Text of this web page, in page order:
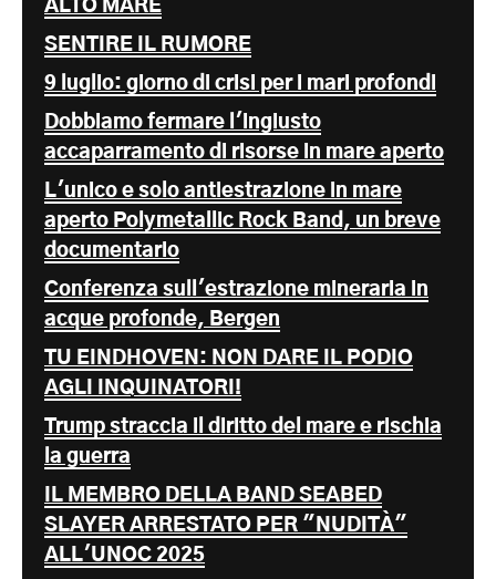
ALTO MARE
SENTIRE IL RUMORE
9 luglio: giorno di crisi per i mari profondi
Dobbiamo fermare l'ingiusto
accaparramento di risorse in mare aperto
L'unico e solo antiestrazione in mare
aperto Polymetallic Rock Band, un breve
documentario
Conferenza sull'estrazione mineraria in
acque profonde, Bergen
TU EINDHOVEN: NON DARE IL PODIO
AGLI INQUINATORI!
Trump straccia il diritto del mare e rischia
la guerra
IL MEMBRO DELLA BAND SEABED
SLAYER ARRESTATO PER "NUDITÀ"
ALL'UNOC 2025